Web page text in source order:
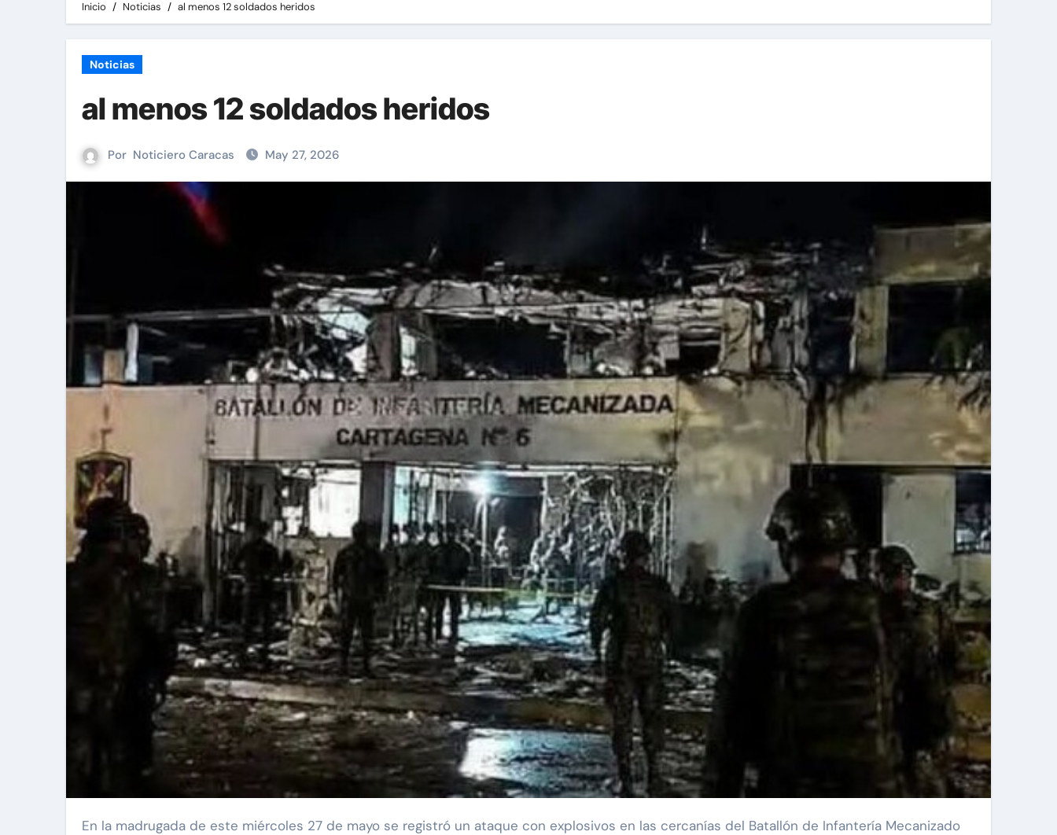
Inicio Noticias al menos 12 soldados heridos
Noticias
al menos 12 soldados heridos
Por Noticiero Caracas May 27, 2026
En la madrugada de este miércoles 27 de mayo se registró un ataque con explosivos en las cercanías del Batallón de Infantería Mecanizado